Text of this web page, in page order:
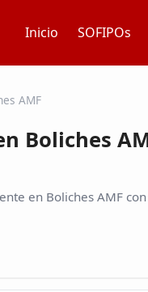
Inicio SOFIPOs
AMF
Boliches
en Boliches AMF